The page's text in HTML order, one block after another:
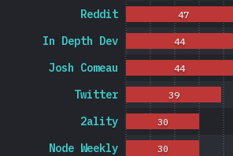
Node Weekly
2ality
Twitter
Josh Comeau
In Depth Dev
Reddit
30
30
39
44
44
47